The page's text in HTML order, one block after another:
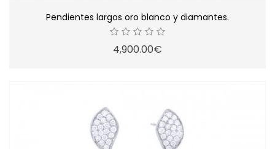
Pendientes largos oro blanco y diamantes.
4,900.00€